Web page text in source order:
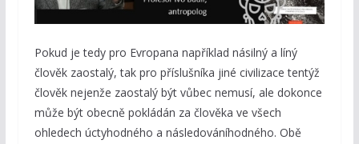
Pokud je tedy pro Evropana například násilný a líný
člověk zaostalý, tak pro příslušníka jiné civilizace tentýž
člověk nejenže zaostalý být vůbec nemusí, ale dokonce
může být obecně pokládán za člověka ve všech
ohledech úctyhodného a následováníhodného. Obě